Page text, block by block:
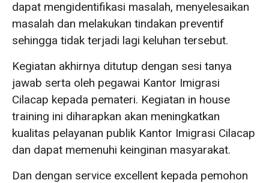
dapat mengidentifikasi masalah, menyelesaikan
masalah dan melakukan tindakan preventif
sehingga tidak terjadi lagi keluhan tersebut.
Kegiatan akhirnya ditutup dengan sesi tanya
jawab serta oleh pegawai Kantor Imigrasi
Cilacap kepada pemateri. Kegiatan in house
training ini diharapkan akan meningkatkan
kualitas pelayanan publik Kantor Imigrasi Cilacap
dan dapat memenuhi keinginan masyarakat.
Dan dengan service excellent kepada pemohon